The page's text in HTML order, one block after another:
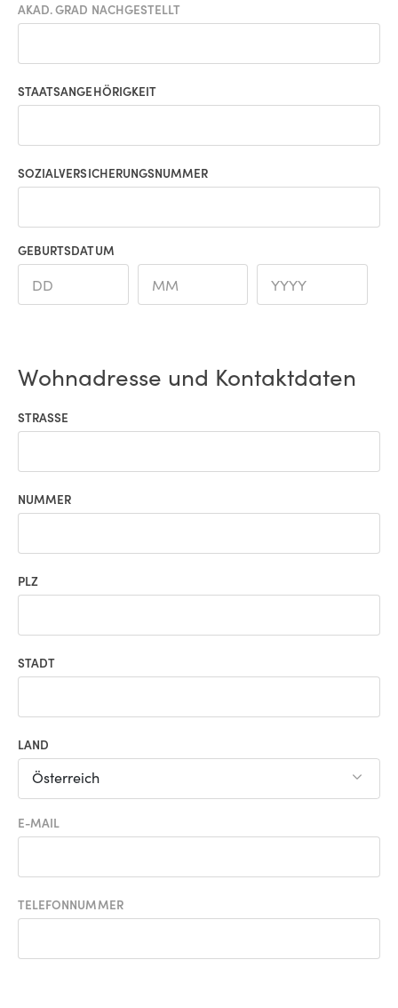
AKAD. GRAD NACHGESTELLT
STAATSANGEHÖRIGKEIT
SOZIALVERSICHERUNGSNUMMER
GEBURTSDATUM
Wohnadresse und Kontaktdaten
STRASSE
NUMMER
PLZ
STADT
LAND
Österreich
E-MAIL
TELEFONNUMMER